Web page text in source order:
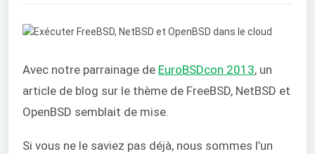
Avec notre parrainage de EuroBSDcon 2013, un
article de blog sur le thème de FreeBSD, NetBSD et
OpenBSD semblait de mise.
Si vous ne le saviez pas déjà, nous sommes l’un